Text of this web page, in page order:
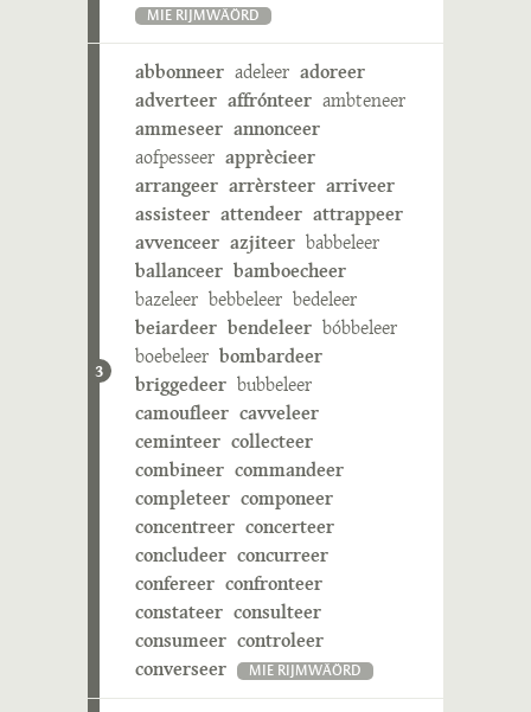
MIE RIJMWÄÖRD
3
abbonneer adeleer adoreer
adverteer affrónteer ambteneer
ammeseer annonceer
aofpesseer apprècieer
arrangeer arrèrsteer arriveer
assisteer attendeer attrappeer
avvenceer azjiteer babbeleer
ballanceer bamboecheer
bazeleer bebbeleer bedeleer
beiardeer bendeleer bóbbeleer
boebeleer bombardeer
briggedeer bubbeleer
camoufleer cavveleer
ceminteer collecteer
combineer commandeer
completeer componeer
concentreer concerteer
concludeer concurreer
confereer confronteer
constateer consulteer
consumeer controleer
converseer
MIE RIJMWÄÖRD